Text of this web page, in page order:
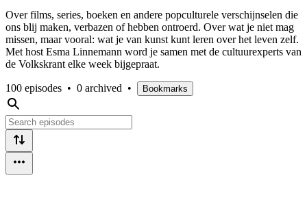
Over films, series, boeken en andere popculturele verschijnselen die
ons blij maken, verbazen of hebben ontroerd. Over wat je niet mag
missen, maar vooral: wat je van kunst kunt leren over het leven zelf.
Met host Esma Linnemann word je samen met de cultuurexperts van
de Volkskrant elke week bijgepraat.
100 episodes • 0 archived • Bookmarks